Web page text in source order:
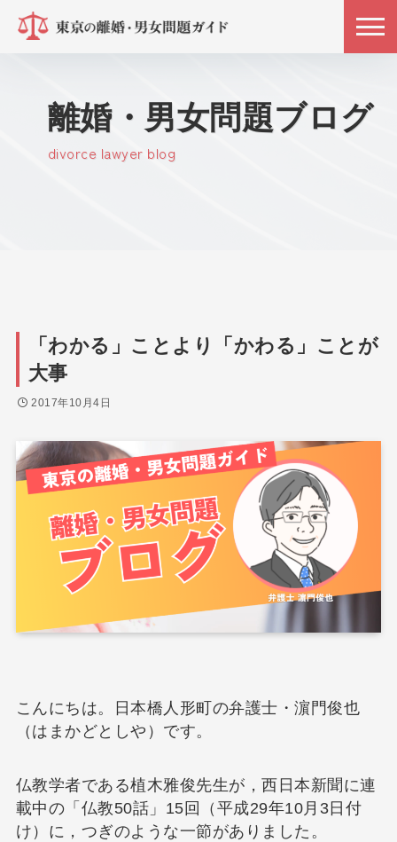
離婚・男女問題ブログ
divorce lawyer blog
「わかる」ことより「かわる」ことが
大事
2017年10月4日
こんにちは。日本橋人形町の弁護士・濵門俊也
（はまかどとしや）です。
仏教学者である植木雅俊先生が，西日本新聞に連
載中の「仏教50話」15回（平成29年10月3日付
け）に，つぎのような一節がありました。